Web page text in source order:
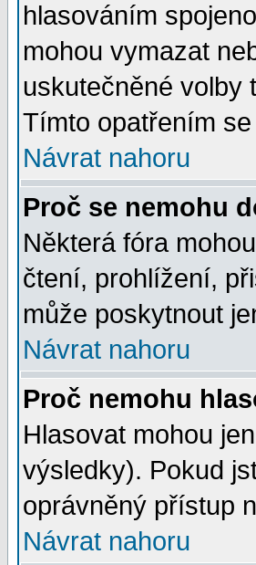
hlasováním
mohou vymazat
uskutečněné volby
Tímto opatřením
Návrat nahoru
Proč se nemohu
Některá fóra
čtení, prohlížení,
může poskytnout
Návrat nahoru
Proč nemohu
Hlasovat mohou
výsledky). Pokud
oprávněný přístup
Návrat nahoru